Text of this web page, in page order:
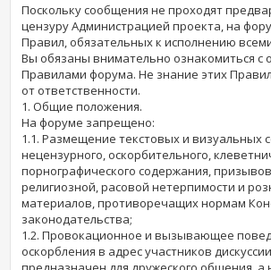
Поскольку сообщения не проходят
цензуру Администрацией проекта, на
Правил, обязательных к исполнению
Вы обязаны внимательно ознакомиться с
Правилами форума. Не знание этих
от ответственности.
1. Общие положения.
На форуме запрещено:
1.1. Размещение текстовых и визуальных
нецензурного, оскорбительного,
порнографического содержания,
религиозной, расовой нетерпимости и
материалов, противоречащих нормам
законодательства;
1.2. Провокационное и вызывающее
оскорбления в адрес участников